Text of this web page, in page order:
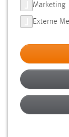
FILTER
Typ
Alter
Marketing
Externe